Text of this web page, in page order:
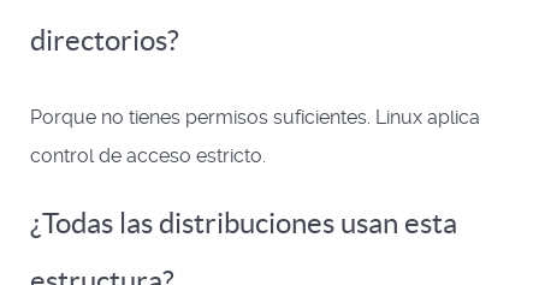
directorios?
Porque no tienes permisos suficientes. Linux aplica
control de acceso estricto.
¿Todas las distribuciones usan esta